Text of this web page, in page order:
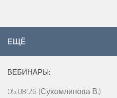
ЕЩЁ
ВЕБИНАРЫ:
05.08.26 (Сухомлинова В.)